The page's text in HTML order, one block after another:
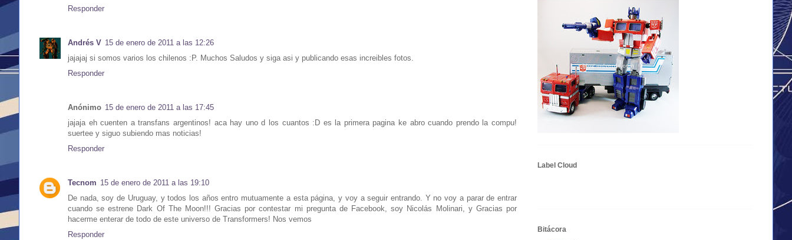
Responder
Andrés V 15 de enero de 2011 a las 12:26
jajajaj si somos varios los chilenos :P. Muchos Saludos y siga asi y publicando esas increibles fotos.
Responder
Anónimo 15 de enero de 2011 a las 17:45
jajaja eh cuenten a transfans argentinos! aca hay uno d los cuantos :D es la primera pagina ke abro cuando prendo la compu!
suertee y siguo subiendo mas noticias!
Responder
Tecnom 15 de enero de 2011 a las 19:10
De nada, soy de Uruguay, y todos los años entro mutuamente a esta página, y voy a seguir entrando. Y no voy a parar de entrar
cuando se estrene Dark Of The Moon!!! Gracias por contestar mi pregunta de Facebook, soy Nicolás Molinari, y Gracias por
hacerme enterar de todo de este universo de Transformers! Nos vemos
Responder
Label Cloud
Bitácora